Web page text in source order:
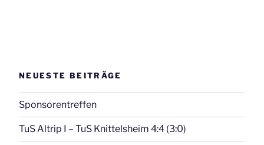
NEUESTE BEITRÄGE
Sponsorentreffen
TuS Altrip I – TuS Knittelsheim 4:4 (3:0)